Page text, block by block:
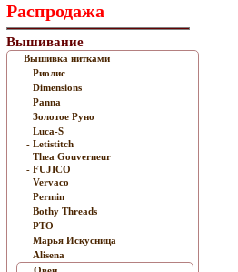
Распродажа
Вышивание
Вышивка нитками
Риолис
Dimensions
Panna
Золотое Руно
Luca-S
- Letistitch
Thea Gouverneur
- FUJICO
Vervaco
Permin
Bothy Threads
РТО
Марья Искусница
Alisena